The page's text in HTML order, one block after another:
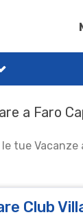
a Faro
tue Vacanze
Club